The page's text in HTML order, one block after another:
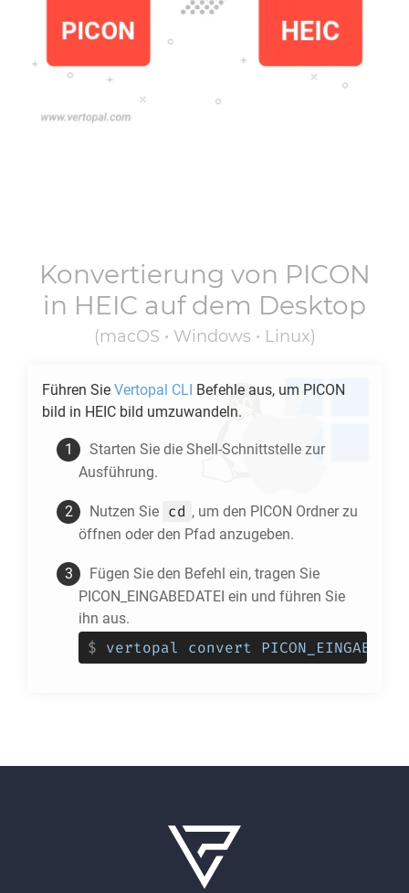
Konvertierung von PICON
in HEIC auf dem Desktop
(macOS • Windows • Linux)
Führen Sie Vertopal CLI Befehle aus, um PICON
bild in HEIC bild umzuwandeln.
Starten Sie die Shell-Schnittstelle zur
Ausführung.
Nutzen Sie cd , um den PICON Ordner zu
öffnen oder den Pfad anzugeben.
Fügen Sie den Befehl ein, tragen Sie
PICON_EINGABEDATEI ein und führen Sie
ihn aus.
$ vertopal convert